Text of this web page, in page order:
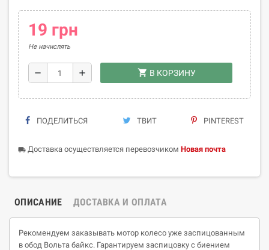
19 грн
Не начислять
remove add shopping_cart В КОРЗИНУ
ПОДЕЛИТЬСЯ ТВИТ PINTEREST
local_shipping Доставка осуществляется перевозчиком Новая почта
ОПИСАНИЕ ДОСТАВКА И ОПЛАТА
Рекомендуем заказывать мотор колесо уже заспицованным
в обод Вольта байкс. Гарантируем заспицовку с биением